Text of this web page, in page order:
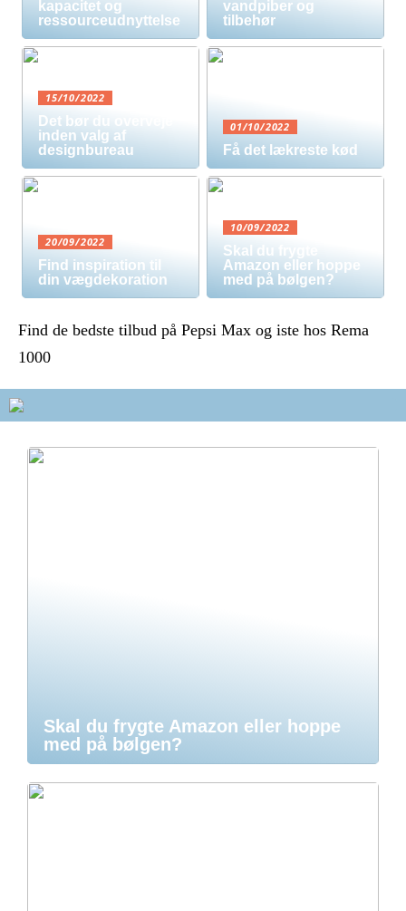
kapacitet og
ressourceudnyttelse
vandpiber og
tilbehør
15/10/2022
Det bør du overveje
inden valg af
designbureau
01/10/2022
Få det lækreste kød
20/09/2022
Find inspiration til
din vægdekoration
10/09/2022
Skal du frygte
Amazon eller hoppe
med på bølgen?
Find de bedste tilbud på Pepsi Max og iste hos Rema
1000
Skal du frygte Amazon eller hoppe
med på bølgen?